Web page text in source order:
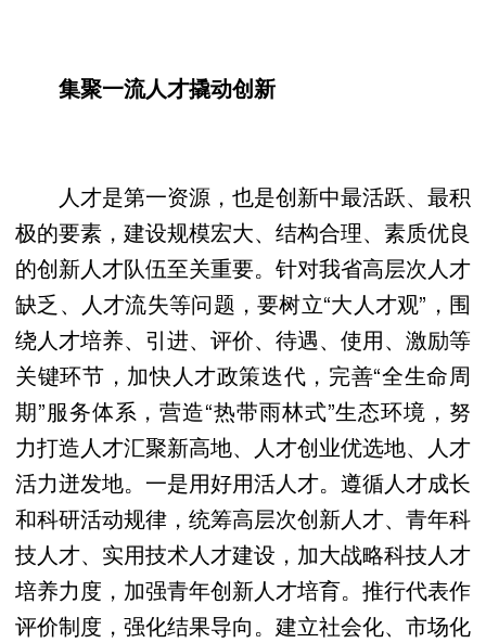
集聚一流人才撬动创新
人才是第一资源，也是创新中最活跃、最积
极的要素，建设规模宏大、结构合理、素质优良
的创新人才队伍至关重要。针对我省高层次人才
缺乏、人才流失等问题，要树立“大人才观”，围
绕人才培养、引进、评价、待遇、使用、激励等
关键环节，加快人才政策迭代，完善“全生命周
期”服务体系，营造“热带雨林式”生态环境，努
力打造人才汇聚新高地、人才创业优选地、人才
活力迸发地。一是用好用活人才。遵循人才成长
和科研活动规律，统筹高层次创新人才、青年科
技人才、实用技术人才建设，加大战略科技人才
培养力度，加强青年创新人才培育。推行代表作
评价制度，强化结果导向。建立社会化、市场化